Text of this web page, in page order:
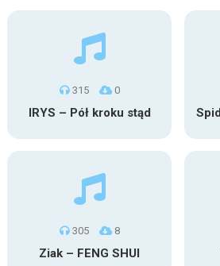
315 0
IRYS – Pół kroku stąd
305 8
Ziak – FENG SHUI